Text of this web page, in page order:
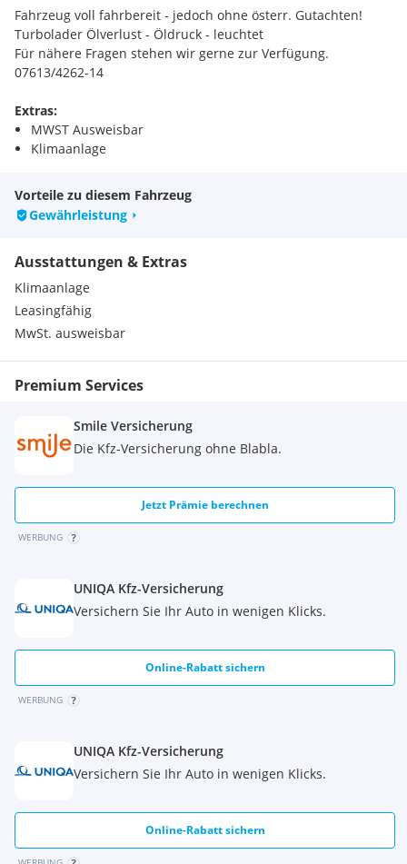
Fahrzeug voll fahrbereit - jedoch ohne österr. Gutachten!
Turbolader Ölverlust - Öldruck - leuchtet
Für nähere Fragen stehen wir gerne zur Verfügung.
07613/4262-14
Extras:
MWST Ausweisbar
Klimaanlage
Vorteile zu diesem Fahrzeug
Gewährleistung
Ausstattungen & Extras
Klimaanlage
Leasingfähig
MwSt. ausweisbar
Premium Services
Smile Versicherung
Die Kfz-Versicherung ohne Blabla.
Jetzt Prämie berechnen
WERBUNG
UNIQA Kfz-Versicherung
Versichern Sie Ihr Auto in wenigen Klicks.
Online-Rabatt sichern
WERBUNG
UNIQA Kfz-Versicherung
Versichern Sie Ihr Auto in wenigen Klicks.
Online-Rabatt sichern